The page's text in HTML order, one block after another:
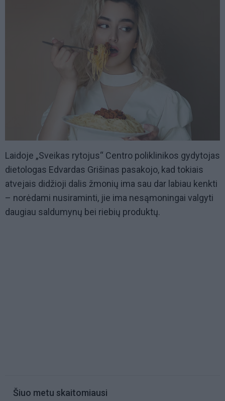
Laidoje „Sveikas rytojus“ Centro poliklinikos gydytojas
dietologas Edvardas Grišinas pasakojo, kad tokiais
atvejais didžioji dalis žmonių ima sau dar labiau kenkti
– norėdami nusiraminti, jie ima nesąmoningai valgyti
daugiau saldumynų bei riebių produktų.
Šiuo metu skaitomiausi